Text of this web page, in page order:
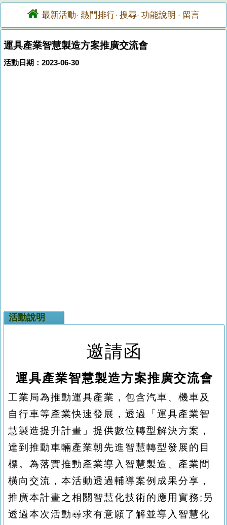
最新活動· 熱門排行· 搜尋· 功能說明 · 留言
運具產業智慧製造方案推廣交流會
活動日期：2023-06-30
活動說明
邀請函
運具產業智慧製造方案推廣交流會
工業局為推動運具產業，包含汽車、機車及
自行車等產業快速發展，透過「運具產業智
慧製造提升計畫」提供數位轉型解決方案，
達到推動車輛產業朝先進智慧轉型發展的目
標。為落實推動產業導入智慧製造、產業間
橫向交流，本活動透過輔導案例成果分享，
推廣本計畫之相關智慧化技術的應用實務; 另
透過本次活動尋求有意願了解並導入智慧化